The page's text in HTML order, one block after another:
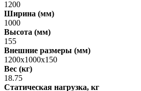
1200
Ширина (мм)
1000
Высота (мм)
155
Внешние размеры (мм)
1200х1000х150
Вес (кг)
18.75
Статическая нагрузка, кг